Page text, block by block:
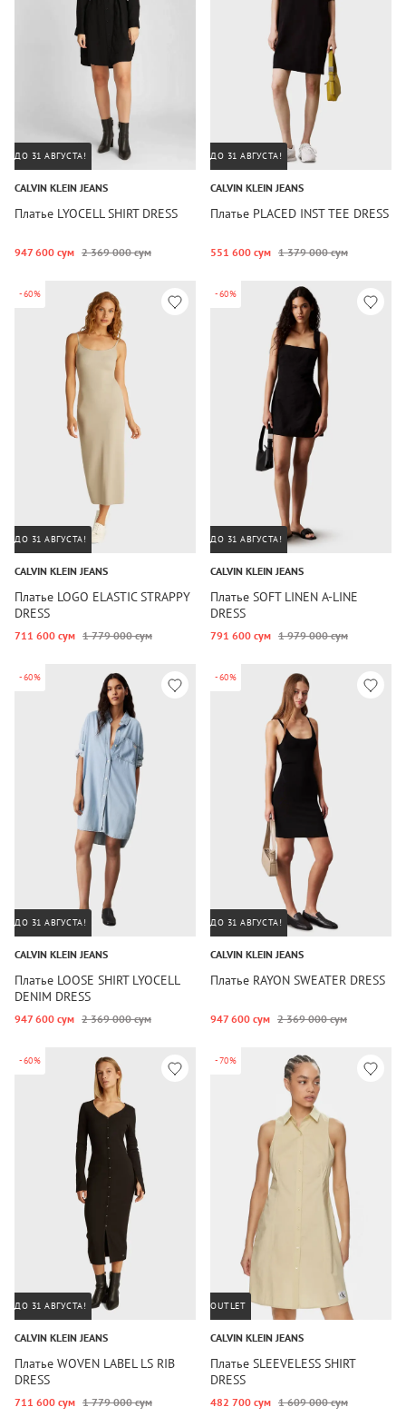
ДО 31 АВГУСТА!
CALVIN KLEIN JEANS
Платье LYOCELL SHIRT DRESS
947 600 сум 2 369 000 сум
ДО 31 АВГУСТА!
CALVIN KLEIN JEANS
Платье PLACED INST TEE DRESS
551 600 сум 1 379 000 сум
-60%
ДО 31 АВГУСТА!
CALVIN KLEIN JEANS
Платье LOGO ELASTIC STRAPPY
DRESS
711 600 сум 1 779 000 сум
-60%
ДО 31 АВГУСТА!
CALVIN KLEIN JEANS
Платье SOFT LINEN A-LINE
DRESS
791 600 сум 1 979 000 сум
-60%
ДО 31 АВГУСТА!
CALVIN KLEIN JEANS
Платье LOOSE SHIRT LYOCELL
DENIM DRESS
947 600 сум 2 369 000 сум
-60%
ДО 31 АВГУСТА!
CALVIN KLEIN JEANS
Платье RAYON SWEATER DRESS
947 600 сум 2 369 000 сум
-60%
ДО 31 АВГУСТА!
CALVIN KLEIN JEANS
Платье WOVEN LABEL LS RIB
DRESS
711 600 сум 1 779 000 сум
-70%
OUTLET
CALVIN KLEIN JEANS
Платье SLEEVELESS SHIRT
DRESS
482 700 сум 1 609 000 сум